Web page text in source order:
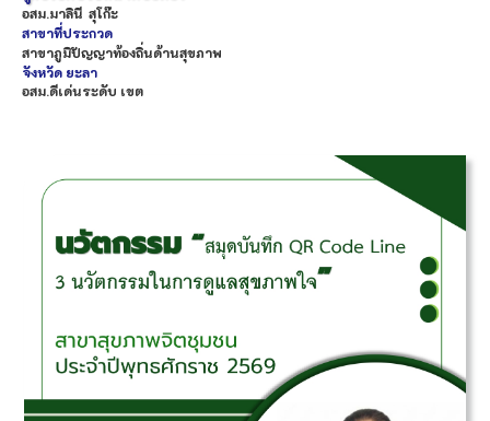
อสม.มาลินี สุโก๊ะ
สาขาที่ประกวด
สาขาภูมิปัญญาท้องถิ่นด้านสุขภาพ
จังหวัด ยะลา
อสม.ดีเด่นระดับ เขต